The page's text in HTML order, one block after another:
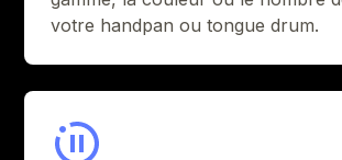
votre handpan ou tongue drum.